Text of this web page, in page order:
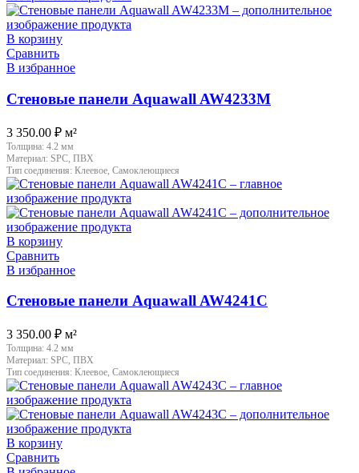
В корзину
Сравнить
В избранное
Стеновые панели Aquawall AW4233M
3 350.00 ₽ м²
Толщина: 4.2 мм
Материал: SPC, ПВХ
Тип соединения: Клеевое, Самоклеющиеся
В корзину
Сравнить
В избранное
Стеновые панели Aquawall AW4241C
3 350.00 ₽ м²
Толщина: 4.2 мм
Материал: SPC, ПВХ
Тип соединения: Клеевое, Самоклеющиеся
В корзину
Сравнить